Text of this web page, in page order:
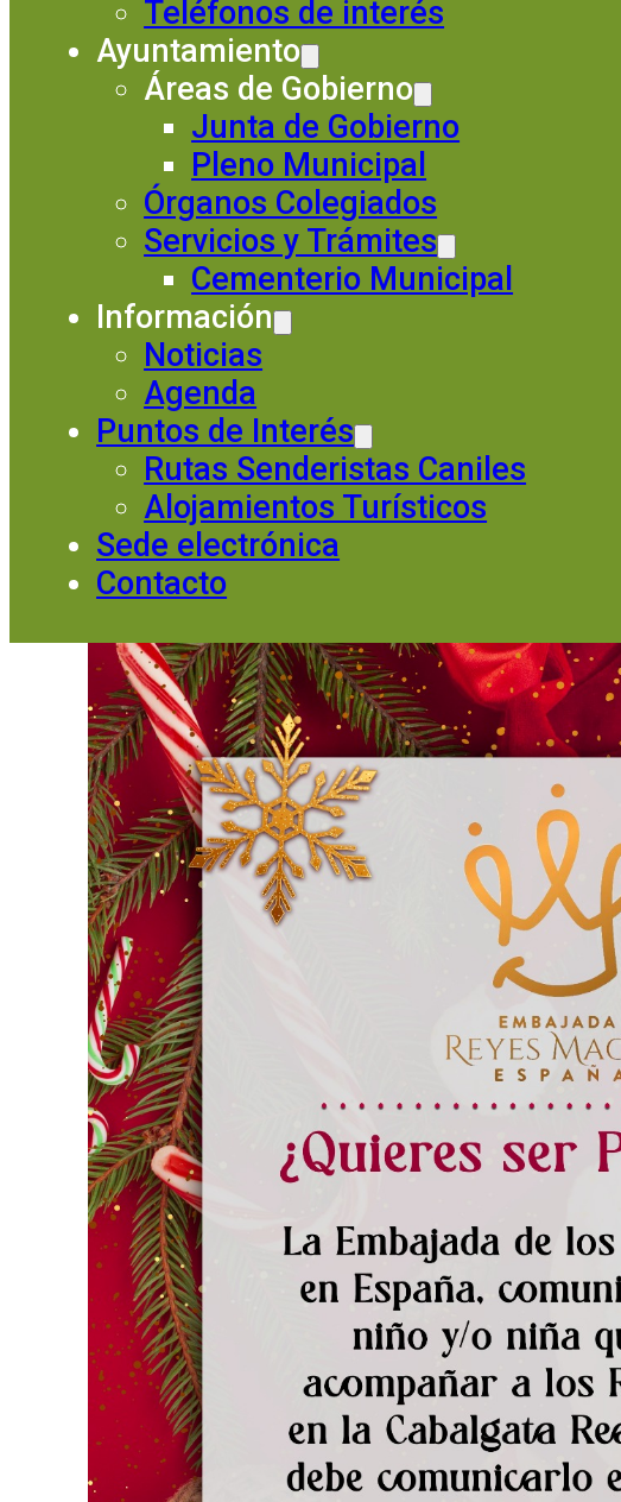
Teléfonos de interés
Ayuntamiento
Áreas de Gobierno
Junta de Gobierno
Pleno Municipal
Órganos Colegiados
Servicios y Trámites
Cementerio Municipal
Información
Noticias
Agenda
Puntos de Interés
Rutas Senderistas Caniles
Alojamientos Turísticos
Sede electrónica
Contacto